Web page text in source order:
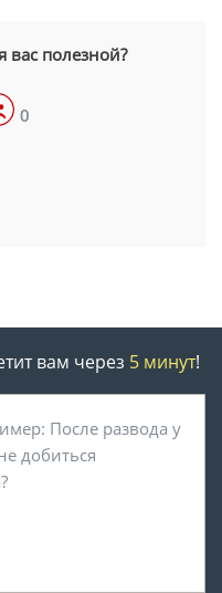
вас полезной?
0
вам через 5 минут!